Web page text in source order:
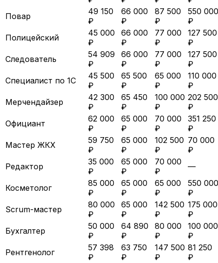
Повар
49 150
₽
66 000
₽
87 500
₽
550 000
₽
Полицейский
45 000
₽
66 000
₽
77 000
₽
127 500
₽
Следователь
54 909
₽
66 000
₽
77 000
₽
127 500
₽
Специалист по 1С
45 500
₽
65 500
₽
65 000
₽
110 000
₽
Мерчендайзер
42 300
₽
65 450
₽
100 000
₽
202 500
₽
Официант
62 000
₽
65 000
₽
70 000
₽
351 250
₽
Мастер ЖКХ
59 750
₽
65 000
₽
102 500
₽
70 000
₽
Редактор
35 000
₽
65 000
₽
70 000
₽
—
Косметолог
85 000
₽
65 000
₽
65 000
₽
550 000
₽
Scrum-мастер
80 000
₽
65 000
₽
142 500
₽
175 000
₽
Бухгалтер
50 000
₽
64 890
₽
80 000
₽
100 000
₽
Рентгенолог
57 398
₽
63 750
₽
147 500
₽
81 250
₽